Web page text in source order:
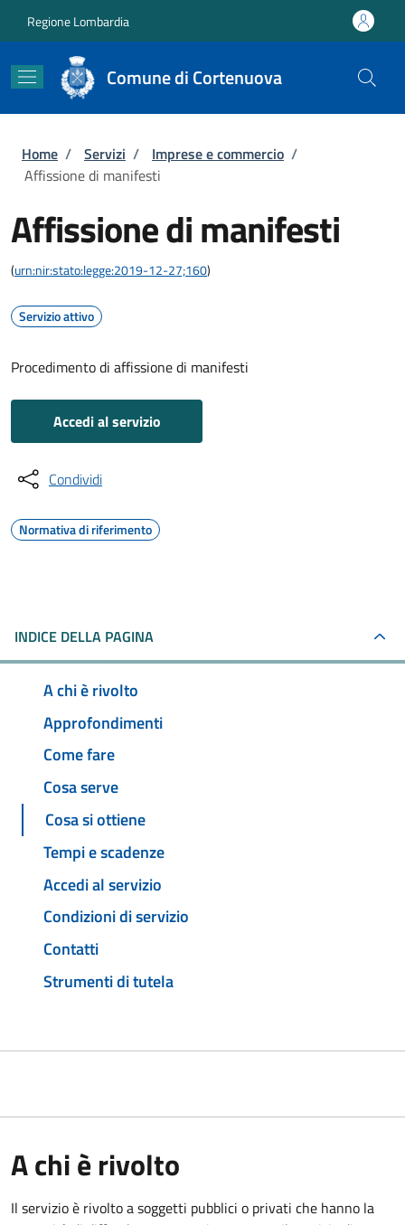
Regione Lombardia
Comune di Cortenuova
Briciole di pane
Home / Servizi / Imprese e commercio /
Affissione di manifesti
Affissione di manifesti
(urn:nir:stato:legge:2019-12-27;160)
Servizio attivo
Procedimento di affissione di manifesti
Accedi al servizio
Condividi
Normativa di riferimento
INDICE DELLA PAGINA
A chi è rivolto
Approfondimenti
Come fare
Cosa serve
Cosa si ottiene
Tempi e scadenze
Accedi al servizio
Condizioni di servizio
Contatti
Strumenti di tutela
A chi è rivolto
Il servizio è rivolto a soggetti pubblici o privati che hanno la